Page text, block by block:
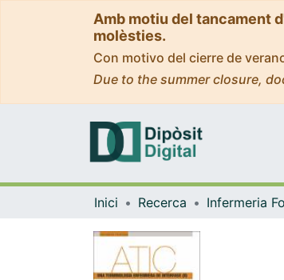
Amb motiu del tancament
molèsties.
Con motivo del cierre de
Due to the summer closure,
Inici Recerca